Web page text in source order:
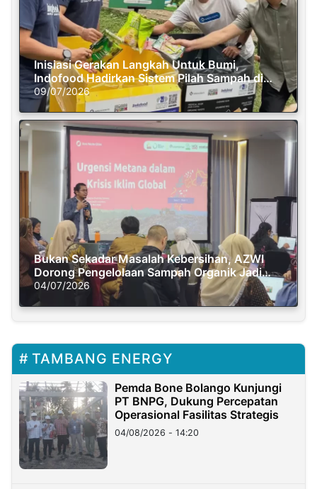
Inisiasi Gerakan Langkah Untuk Bumi,
Indofood Hadirkan Sistem Pilah Sampah di
Semasa Piknik
09/07/2026
Bukan Sekadar Masalah Kebersihan, AZWI
Dorong Pengelolaan Sampah Organik Jadi
Solusi Krisis Iklim
04/07/2026
TAMBANG ENERGY
Pemda Bone Bolango Kunjungi
PT BNPG, Dukung Percepatan
Operasional Fasilitas Strategis
04/08/2026 - 14:20